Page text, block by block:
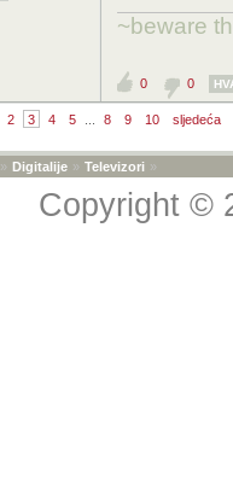
~beware
0 0
2 3 4 5 8 9 10 sljedeća
» Digitalije » Televizori »
Copyright ©